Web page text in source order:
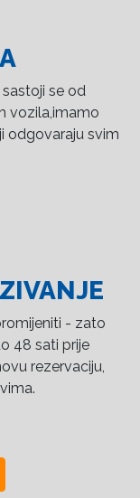
se od
vozila,imamo
odgovaraju svim
- zato
48 sati prije
rezervaciju,